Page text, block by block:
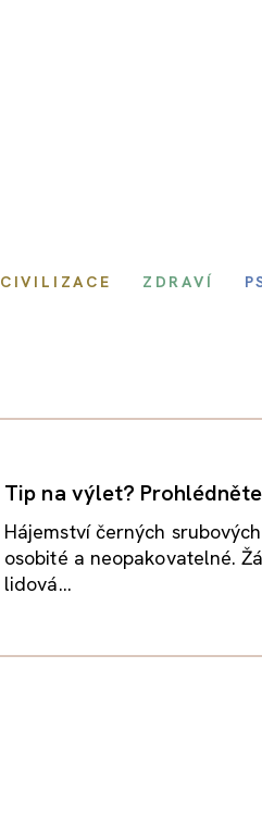
CIVILIZACE ZDRAVÍ
Tip na výlet?
Hájemství černých
osobité a neopakovatelné.
lidová...